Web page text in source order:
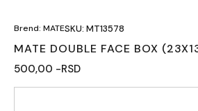
Brend: MATESKU: MT13578
MATE DOUBLE FACE BOX
500,00 -RSD